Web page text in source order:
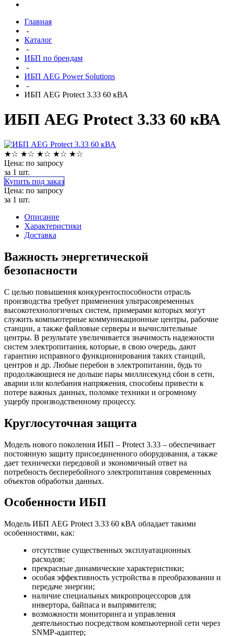
Главная
-
Каталог
-
ИБП по брендам
-
ИБП AEG Power Solutions
-
ИБП AEG Protect 3.33 60 кВА
ИБП AEG Protect 3.33 60 кВА
★☆ ★☆ ★☆ ★☆ ★☆
Цена: по запросу
за 1 шт.
Купить под заказ
Цена: по запросу
за 1 шт.
Описание
Характеристики
Доставка
Важность энергетической
безопасности
С целью повышения конкурентоспособности отрасль
производства требует применения ультрасовременных
высокотехнологичных систем, примерами которых могут
служить компьютерные коммуникационные центры, рабочие
станции, а также файловые серверы и вычислительные
центры. В результате увеличивается значимость надежности
систем электропитания, которые, в свою очередь, дают
гарантию исправного функционирования таких станций,
центров и др. Любые перебои в электропитании, будь то
продолжающиеся не дольше пары миллисекунд сбои в сети,
аварии или колебания напряжения, способны привести к
потере важных данных, поломке техники и огромному
ущербу производственному процессу.
Круглосуточная защита
Модель нового поколения ИБП – Protect 3.33 – обеспечивает
постоянную защиту присоединенного оборудования, а также
дает технически передовой и экономичный ответ на
потребность бесперебойного электропитания современных
объектов обработки данных.
Особенности ИБП
Модель ИБП AEG Protect 3.33 60 кВА обладает такими
особенностями, как:
отсутствие существенных эксплуатационных
расходов;
прекрасные динамические характеристики;
особая эффективность устройства в преобразовании и
передаче энергии;
наличие специальных микропроцессоров для
инвертора, байпаса и выпрямителя;
возможности мониторинга и управления
деятельностью посредством компьютерной сети через
SNMP-адаптер;